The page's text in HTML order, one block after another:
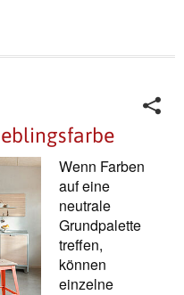
Wenn Farben
auf eine
neutrale
Grundpalette
treffen,
können
einzelne